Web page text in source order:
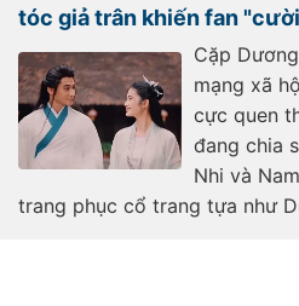
tóc giả trân khiến fan
Cặp
mạng xã
cực quen
đang chia
Nhi và
trang phục cổ trang tựa như